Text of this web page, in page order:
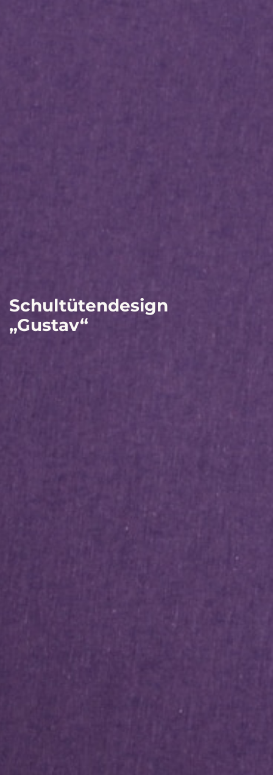
Schultütendesign
„Gustav“